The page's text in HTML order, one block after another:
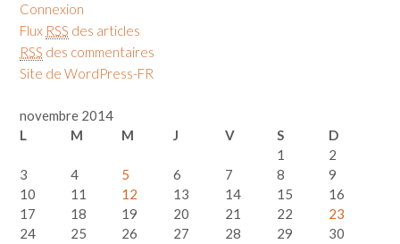
Connexion
Flux RSS des articles
RSS des commentaires
Site de WordPress-FR
novembre 2014
L
M M J V S D
1
2
3
4 5 6 7 8
9
10
11 12 13 14 15
16
17
18 19 20 21 22
23
24
25 26 27 28 29 30